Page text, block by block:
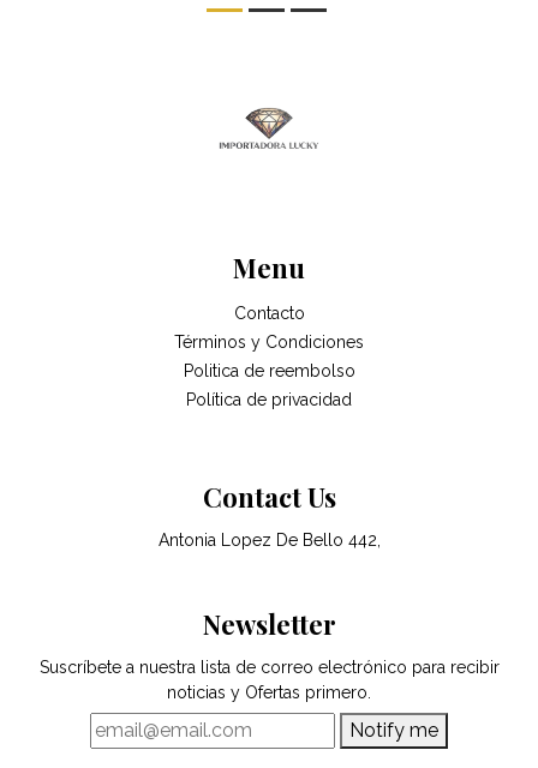
Menu
Contacto
Términos y Condiciones
Politica de reembolso
Política de privacidad
Contact Us
Antonia Lopez De Bello 442,
Newsletter
Suscríbete a nuestra lista de correo electrónico para recibir
noticias y Ofertas primero.
Notify me